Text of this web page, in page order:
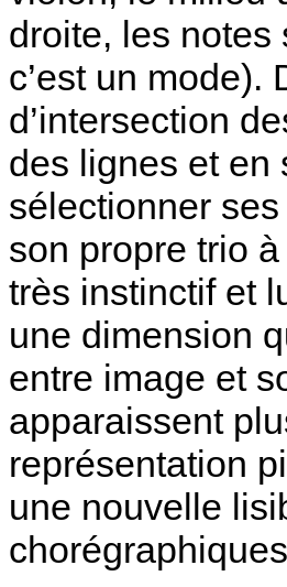
droite, les notes
c’est un mode).
d’intersection
des lignes et en
sélectionner
son propre trio
très instinctif et
une dimension
entre image et
apparaissent
représentation
une nouvelle